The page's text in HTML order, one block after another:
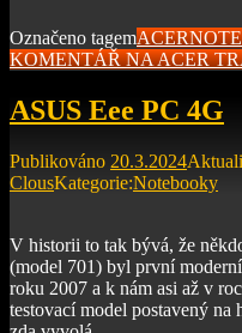
Označeno tagemACER
KOMENTÁŘNA ACER
ASUS Eee PC 4G
Publikováno 20.3.2024
ClousKategorie:Notebooky
V historii to tak bývá, že
(model 701) byl první
roku 2007 a k nám asi až v
testovací model postavený na